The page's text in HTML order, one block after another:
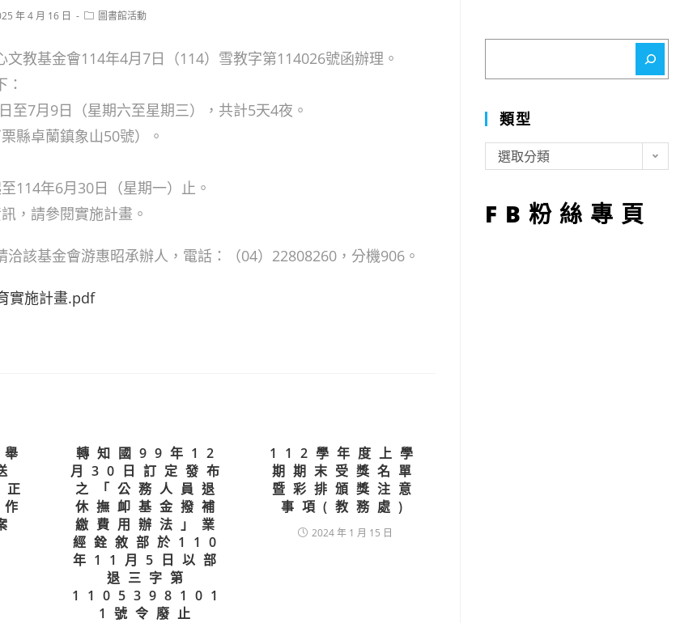
年 4 月 16 日
Post圖書館活動
文教基金會114年4月7日（114）雪教字第114026號函辦理。
至7月9日（星期六至星期三），共計5天4夜。
縣卓蘭鎮象山50號）。
114年6月30日（星期一）止。
，請參閱實施計畫。
洽該基金會游惠昭承辦人，電話：（04）22808260，分機906。
實施計畫.pdf
轉知國99年12
月30日訂定發布
之「公務人員退
休撫卹基金撥補
繳費用辦法」業
經銓敘部於110
年11月5日以部
退三字第
1105398101
1號令廢止
112學年度上學
期期末受獎名單
暨彩排頒獎注意
事項(教務處)
2024 年 1 月 15 日
類型
型
選取分類
FB粉絲專頁